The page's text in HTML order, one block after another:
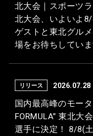
北⼤会｜スポーツ
北⼤会、いよいよ
ゲストと東北グル
場をお待ちしてい
リリース 2026.07.28
国内最⾼峰のモー
FORMULA” 東北⼤
選⼿に決定！ 8/8(